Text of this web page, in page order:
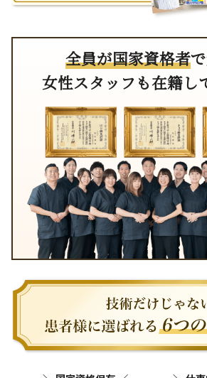
全員が国家資格者
女性スタッフも在籍し